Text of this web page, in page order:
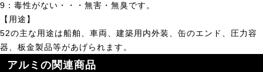
9：毒性がない・・・無害・無臭です。
【用途】
52の主な用途は船舶、車両、建築用内外装、缶のエンド、圧力容
器、板金製品等があげられます。
アルミの関連商品